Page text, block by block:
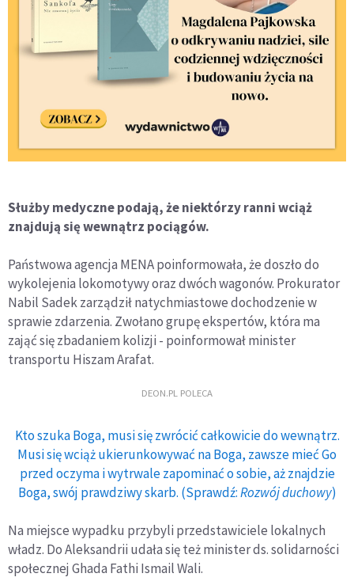
Służby medyczne podają, że niektórzy ranni wciąż
znajdują się wewnątrz pociągów.
Państwowa agencja MENA poinformowała, że doszło do
wykolejenia lokomotywy oraz dwóch wagonów. Prokurator
Nabil Sadek zarządził natychmiastowe dochodzenie w
sprawie zdarzenia. Zwołano grupę ekspertów, która ma
zająć się zbadaniem kolizji - poinformował minister
transportu Hiszam Arafat.
DEON.PL POLECA
Kto szuka Boga, musi się zwrócić całkowicie do wewnątrz.
Musi się wciąż ukierunkowywać na Boga, zawsze mieć Go
przed oczyma i wytrwale zapominać o sobie, aż znajdzie
Boga, swój prawdziwy skarb. (Sprawdź:Rozwój duchowy)
Na miejsce wypadku przybyli przedstawiciele lokalnych
władz. Do Aleksandrii udała się też minister ds. solidarności
społecznej Ghada Fathi Ismail Wali.